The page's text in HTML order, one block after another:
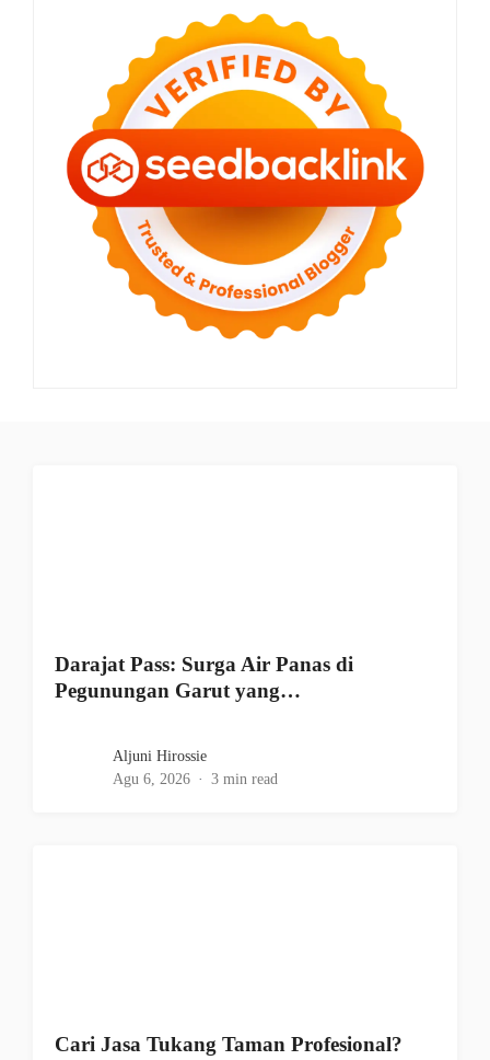
Darajat Pass: Surga Air Panas di
Pegunungan Garut yang…
Aljuni Hirossie
Agu 6, 2026
3 min read
Cari Jasa Tukang Taman Profesional?